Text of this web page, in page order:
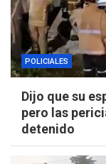
POLICIALES
Dijo que su
pero las
detenido